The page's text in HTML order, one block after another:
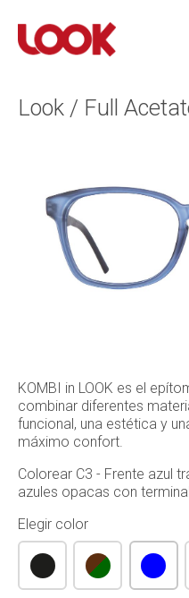
Look / Full
KOMBI in LOOK es el
combinar diferentes
funcional, una estética y
máximo confort.
Colorear C3 - Frente azul
azules opacas con
Elegir color